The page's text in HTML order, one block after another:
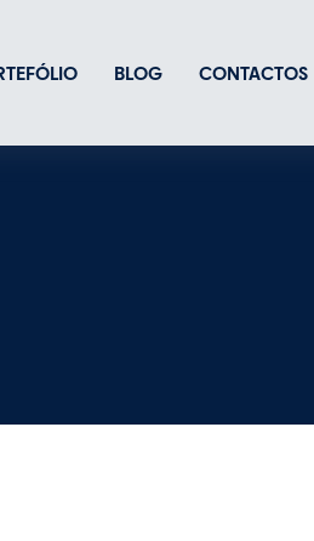
BLOG CONTACTOS